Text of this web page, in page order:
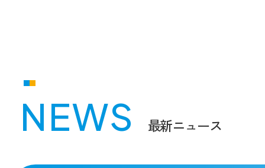
NEWS 最新ニュース